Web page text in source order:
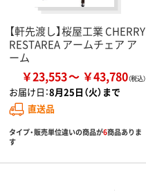
【軒先渡し】桜屋工業 CHERRY
RESTAREA アームチェア ア
ーム
￥23,553 ￥43,780
お届け日：8月25日（火）まで
直送品
タイプ・販売単位違いの商品が6商品ありま
す